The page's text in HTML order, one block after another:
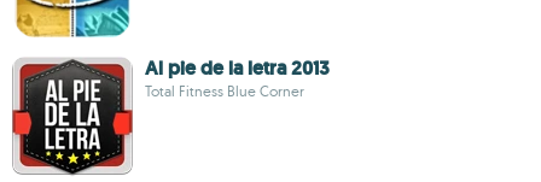
Al pie de la letra 2013
Total Fitness Blue Corner